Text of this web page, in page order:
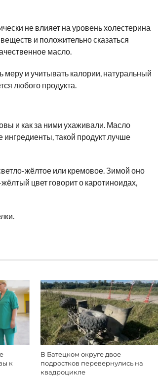
не влияет на уровень холестерина
и положительно сказаться
масло.
меру и учитывать калории, натуральный
любого продукта.
и как за ними ухаживали. Масло
ингредиенты, такой продукт лучше
жёлтое или кремовое. Зимой оно
цвет говорит о каротиноидах,
к
В Батецком округе двое
подростков перевернулись на
квадроцикле